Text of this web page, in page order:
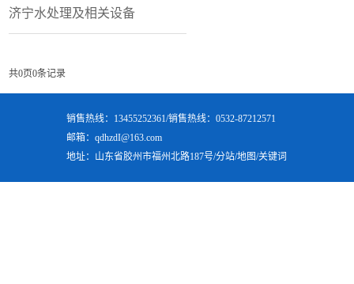
济宁水处理及相关设备
共0页0条记录
销售热线：13455252361/销售热线：0532-87212571
邮箱：qdhzdI@163.com
地址：山东省胶州市福州北路187号/分站/地图/关键词